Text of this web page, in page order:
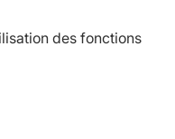
des fonctions